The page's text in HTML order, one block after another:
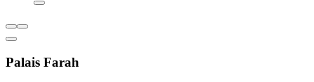
Palais Farah